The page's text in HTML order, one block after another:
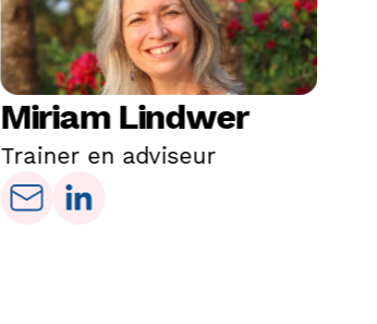
Miriam Lindwer
Trainer en adviseur